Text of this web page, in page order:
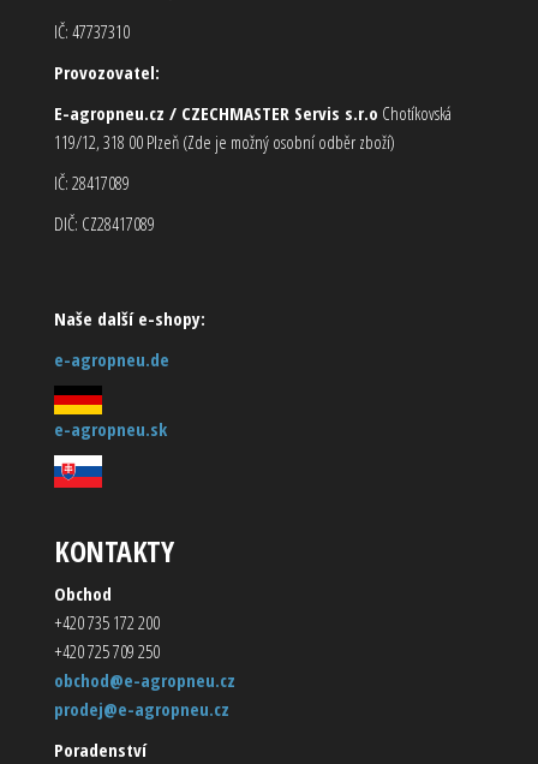
IČ: 47737310
Provozovatel:
E-agropneu.cz / CZECHMASTER Servis s.r.o Chotíkovská
119/12, 318 00 Plzeň (Zde je možný osobní odběr zboží)
IČ: 28417089
DIČ: CZ28417089
Naše další e-shopy:
e-agropneu.de
e-agropneu.sk
KONTAKTY
Obchod
+420 735 172 200
+420 725 709 250
obchod@e-agropneu.cz
prodej@e-agropneu.cz
Poradenství